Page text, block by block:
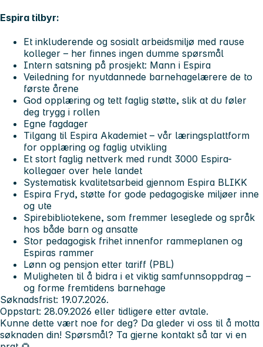
Espira tilbyr:
Et inkluderende og sosialt arbeidsmiljø med rause
kolleger – her finnes ingen dumme spørsmål
Intern satsning på prosjekt: Mann i Espira
Veiledning for nyutdannede barnehagelærere de to
første årene
God opplæring og tett faglig støtte, slik at du føler
deg trygg i rollen
Egne fagdager
Tilgang til Espira Akademiet – vår læringsplattform
for opplæring og faglig utvikling
Et stort faglig nettverk med rundt 3000 Espira-
kollegaer over hele landet
Systematisk kvalitetsarbeid gjennom Espira BLIKK
Espira Fryd, støtte for gode pedagogiske miljøer inne
og ute
Spirebibliotekene, som fremmer leseglede og språk
hos både barn og ansatte
Stor pedagogisk frihet innenfor rammeplanen og
Espiras rammer
Lønn og pensjon etter tariff (PBL)
Muligheten til å bidra i et viktig samfunnsoppdrag –
og forme fremtidens barnehage
Søknadsfrist: 19.07.2026.
Oppstart: 28.09.2026 eller tidligere etter avtale.
Kunne dette vært noe for deg? Da gleder vi oss til å motta
søknaden din! Spørsmål? Ta gjerne kontakt så tar vi en